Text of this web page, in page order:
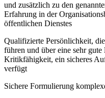
und zusätzlich zu den
Erfahrung in der
öffentlichen Dienstes
Qualifizierte Persönlichkeit,
führen und über eine sehr
Kritikfähigkeit, ein sicheres
verfügt
Sichere Formulierung